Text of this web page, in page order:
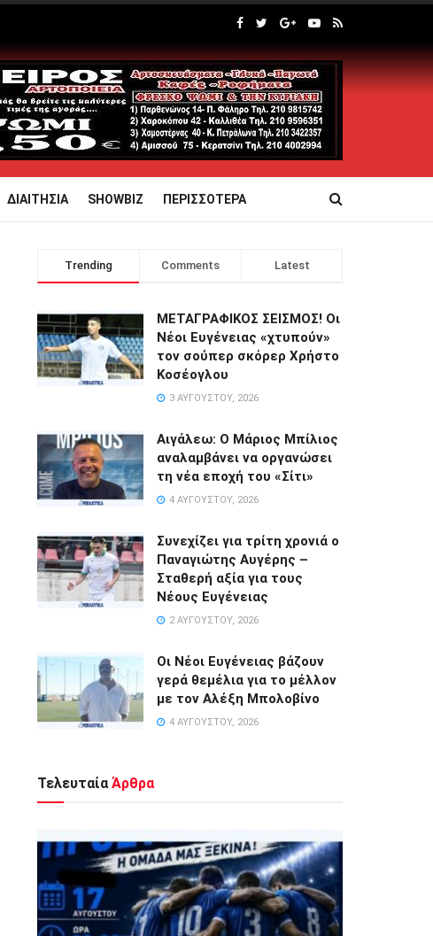
ΔΙΑΙΤΗΣΙΑ SHOWBIZ ΠΕΡΙΣΣΟΤΕΡΑ
Trending Comments Latest
ΜΕΤΑΓΡΑΦΙΚΟΣ ΣΕΙΣΜΟΣ! Οι
Νέοι Ευγένειας «χτυπούν»
τον σούπερ σκόρερ Χρήστο
Κοσέογλου
3 ΑΥΓΟΎΣΤΟΥ, 2026
Αιγάλεω: Ο Μάριος Μπίλιος
αναλαμβάνει να οργανώσει
τη νέα εποχή του «Σίτι»
4 ΑΥΓΟΎΣΤΟΥ, 2026
Συνεχίζει για τρίτη χρονιά ο
Παναγιώτης Αυγέρης –
Σταθερή αξία για τους
Νέους Ευγένειας
2 ΑΥΓΟΎΣΤΟΥ, 2026
Οι Νέοι Ευγένειας βάζουν
γερά θεμέλια για το μέλλον
με τον Αλέξη Μπολοβίνο
4 ΑΥΓΟΎΣΤΟΥ, 2026
Τελευταία Άρθρα